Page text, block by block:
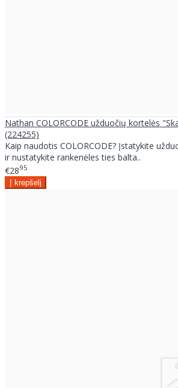
Nathan COLORCODE užduočių kortelės
(224255)
Kaip naudotis COLORCODE? Įstatykite
ir nustatykite rankenėles ties balta..
€2895